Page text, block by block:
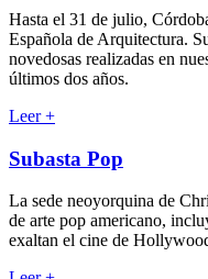
Hasta el 31 de julio,
Española de Arquitectura.
novedosas realizadas en
últimos dos años.
Leer+
Subasta Pop
La sede neoyorquina de
de arte pop americano,
exaltan el cine de